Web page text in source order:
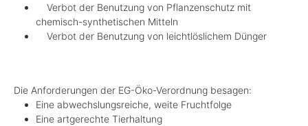
Verbot der Benutzung von Pflanzenschutz mit
chemisch-synthetischen Mitteln
Verbot der Benutzung von leichtlöslichem Dünger
Die Anforderungen der EG-Öko-Verordnung besagen:
Eine abwechslungsreiche, weite Fruchtfolge
Eine artgerechte Tierhaltung